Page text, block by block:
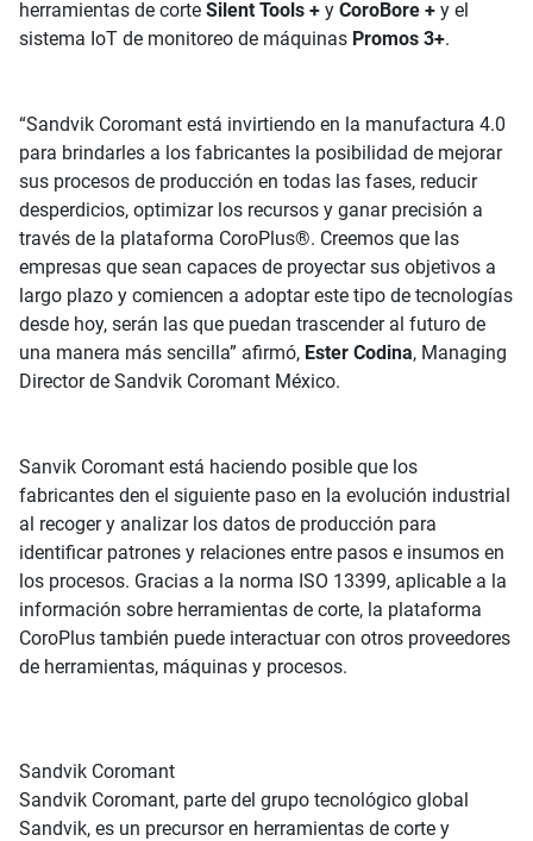
herramientas de corte Silent Tools + y CoroBore + y el
sistema IoT de monitoreo de máquinas Promos 3+.
“Sandvik Coromant está invirtiendo en la manufactura 4.0
para brindarles a los fabricantes la posibilidad de mejorar
sus procesos de producción en todas las fases, reducir
desperdicios, optimizar los recursos y ganar precisión a
través de la plataforma CoroPlus®. Creemos que las
empresas que sean capaces de proyectar sus objetivos a
largo plazo y comiencen a adoptar este tipo de tecnologías
desde hoy, serán las que puedan trascender al futuro de
una manera más sencilla” afirmó, Ester Codina, Managing
Director de Sandvik Coromant México.
Sanvik Coromant está haciendo posible que los
fabricantes den el siguiente paso en la evolución industrial
al recoger y analizar los datos de producción para
identificar patrones y relaciones entre pasos e insumos en
los procesos. Gracias a la norma ISO 13399, aplicable a la
información sobre herramientas de corte, la plataforma
CoroPlus también puede interactuar con otros proveedores
de herramientas, máquinas y procesos.
Sandvik Coromant
Sandvik Coromant, parte del grupo tecnológico global
Sandvik, es un precursor en herramientas de corte y